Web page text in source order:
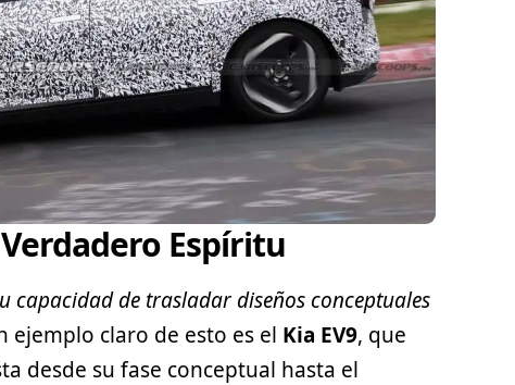
Espíritu
de trasladar diseños conceptuales
ejemplo claro de esto es el Kia EV9, que
desde su fase conceptual hasta el